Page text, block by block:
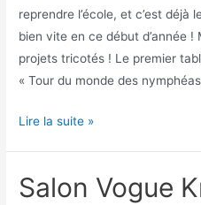
reprendre l’école, et c’est déjà
bien vite en ce début d’année
projets tricotés ! Le premier
« Tour du monde des
Lire la suite »
Salon Vogue